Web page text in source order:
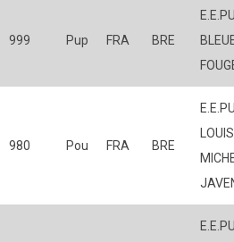
999 Pup FRA BRE
980 Pou FRA BRE